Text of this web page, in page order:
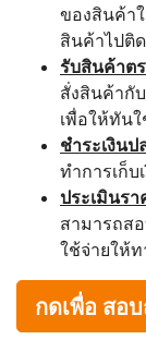
ของสินค้า
สินค้าไปติ
รับสินค้าตร
สั่งสินค้ากั
เพื่อให้ทัน
ชำระเงินป
ทำการเก็บ
ประเมินรา
สามารถส
ใช้จ่ายให้
กดเพื่อ สอ